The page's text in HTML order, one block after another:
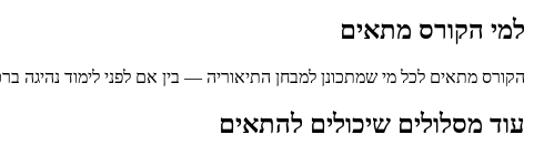
למי הקורס מתאים
הקורס מתאים לכל מי שמתכונן למבחן התיאוריה — בין אם לפני לימוד נהיגה
עוד מסלולים שיכולים להתאים